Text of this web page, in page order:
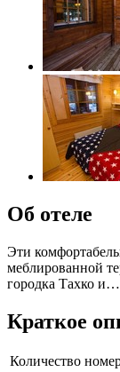
Об отеле
Эти
меблированной
городка Тахко и…
Краткое
Количество